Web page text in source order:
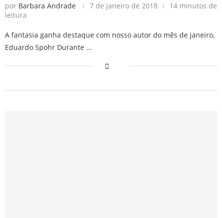
por Barbara Andrade 7 de janeiro de 2018
14 minutos de
leitura
A fantasia ganha destaque com nosso autor do mês de janeiro,
Eduardo Spohr Durante …